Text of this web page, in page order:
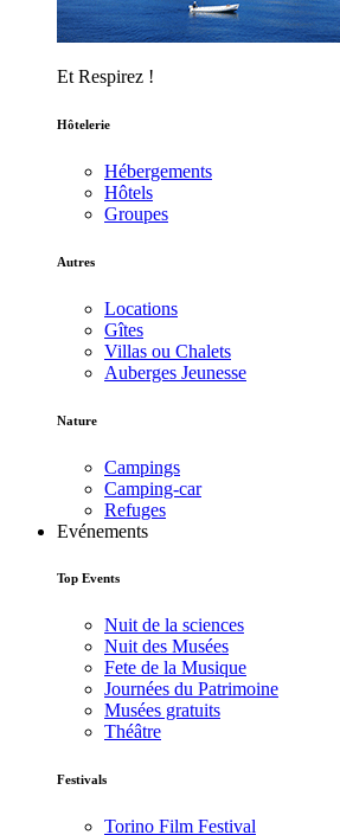
Et Respirez !
Hôtelerie
Hébergements
Hôtels
Groupes
Autres
Locations
Gîtes
Villas ou Chalets
Auberges Jeunesse
Nature
Campings
Camping-car
Refuges
Evénements
Top Events
Nuit de la sciences
Nuit des Musées
Fete de la Musique
Journées du Patrimoine
Musées gratuits
Théâtre
Festivals
Torino Film Festival